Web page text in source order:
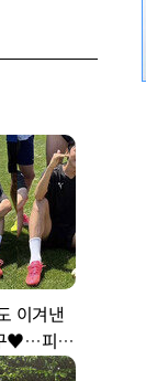
이겨낸
♥…피지